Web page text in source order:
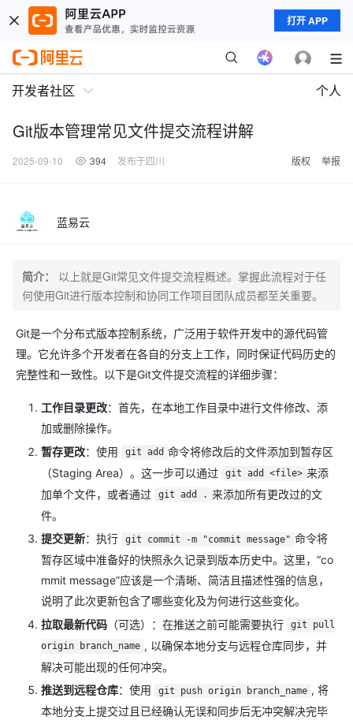
打开 APP
开发者社区 个人
Git版本管理常见文件提交流程讲解
2025-09-10 394 发布于四川 版权 举报
蓝易云
简介：
以上就是Git常见文件提交流程概述。掌握此流程对于任
何使用Git进行版本控制和协同工作项目团队成员都至关重要。
Git是一个分布式版本控制系统，广泛用于软件开发中的源代码管
理。它允许多个开发者在各自的分支上工作，同时保证代码历史的
完整性和一致性。以下是Git文件提交流程的详细步骤：
工作目录更改：首先，在本地工作目录中进行文件修改、添
加或删除操作。
暂存更改：使用 git add 命令将修改后的文件添加到暂存区
（Staging Area）。这一步可以通过
git add <file> 来添
加单个文件，或者通过
git add . 来添加所有更改过的文
件。
提交更新：执行 git commit -m "commit message" 命令将
暂存区域中准备好的快照永久记录到版本历史中。这里，“co
mmit message”应该是一个清晰、简洁且描述性强的信息，
说明了此次更新包含了哪些变化及为何进行这些变化。
拉取最新代码 （可选）：在推送之前可能需要执行
git pull
origin branch_name , 以确保本地分支与远程仓库同步，并
解决可能出现的任何冲突。
推送到远程仓库：使用 git push origin branch_name , 将
本地分支上提交过且已经确认无误和同步后无冲突解决完毕